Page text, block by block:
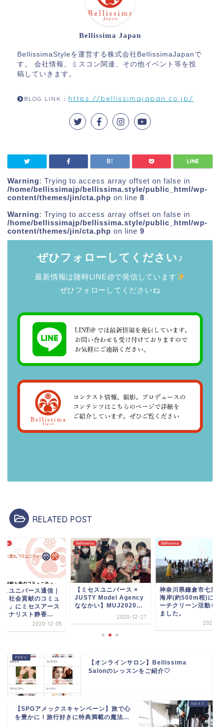
Bellissima Japan
BellissimaStyleを運営する株式会社BellissimaJapanで
す。 会社情報、ミスコン関連、その他イベント等を投
稿していきます。
BLOG LINK： https://bellissimajapan.co.jp/
Warning: Trying to access array offset on false in
/home/bellissimajp/bellissima.style/public_html/wp-
content/themes/jin/cta.php on line 8
Warning: Trying to access array offset on false in
/home/bellissimajp/bellissima.style/public_html/wp-
content/themes/jin/cta.php on line 9
ぜひフォローしてください♪
最新情報は随時LINE@で発信しています
ぜひフォローしてくださいね
RELATED POST
セスユニバース ×
Model Agency
かい】MUJ2020...
2020-12-27
Bellissima
神奈川県鎌倉市七里ヶ浜
海岸(約500m程)にてビ
ーチクリーン活動を行い
2021-01-02
Bellissima
ミセスユニバース通
「美と社会貢献のコ
ニティ」にミセスア
ファイナリスト静香
2020-
【オンラインサロン】Bellissima
Salonのレッスンをご紹介♡
【SPGアメックスキャンペーン】旅で心
を豊かに！旅行好きに特典満載の魔法...